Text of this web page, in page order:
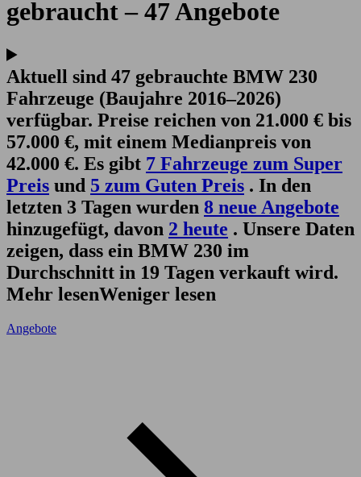
gebraucht – 47 Angebote
Aktuell sind 47 gebrauchte BMW 230
Fahrzeuge (Baujahre 2016–2026)
verfügbar. Preise reichen von 21.000 € bis
57.000 €, mit einem Medianpreis von
42.000 €. Es gibt 7 Fahrzeuge zum Super
Preis und 5 zum Guten Preis . In den
letzten 3 Tagen wurden 8 neue Angebote
hinzugefügt, davon 2 heute . Unsere Daten
zeigen, dass ein BMW 230 im
Durchschnitt in 19 Tagen verkauft wird.
Mehr lesenWeniger lesen
Angebote